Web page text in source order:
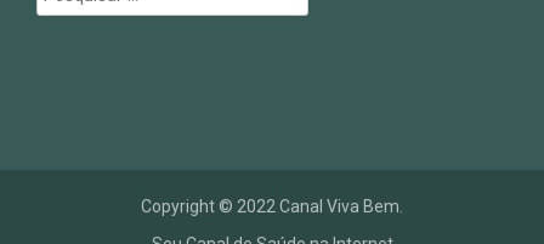
por:
Copyright © 2022 Canal Viva Bem.